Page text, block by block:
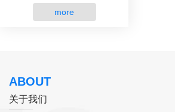
more
ABOUT
关于我们